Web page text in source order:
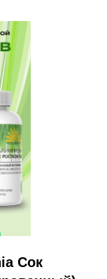
Сок